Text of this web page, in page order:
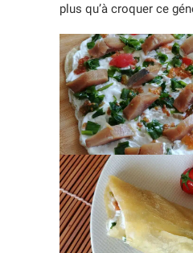
plus qu’à croquer ce